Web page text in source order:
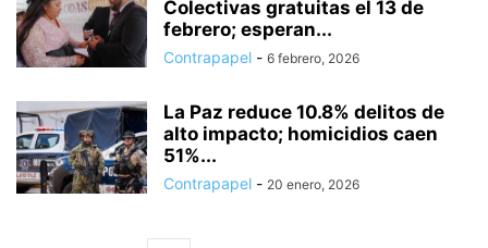
Colectivas gratuitas el 13 de
febrero; esperan...
Contrapapel - 6 febrero, 2026
La Paz reduce 10.8% delitos de
alto impacto; homicidios caen
51%...
Contrapapel - 20 enero, 2026